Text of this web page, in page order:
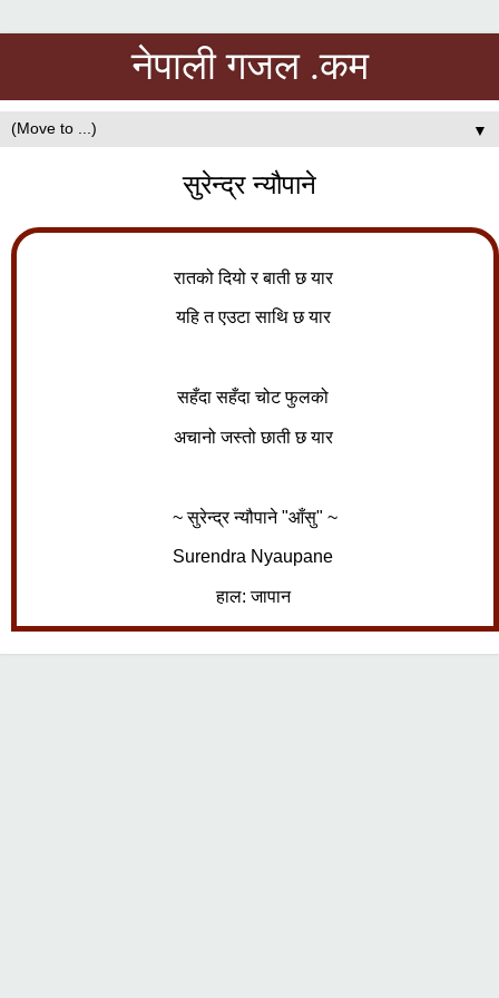
नेपाली गजल .कम
▼
सुरेन्द्र न्यौपाने
रातको दियो र बाती छ यार
यहि त एउटा साथि छ यार
सहँदा सहँदा चोट फुलको
अचानो जस्तो छाती छ यार
~ सुरेन्द्र न्यौपाने "आँसु" ~
Surendra Nyaupane
हाल: जापान